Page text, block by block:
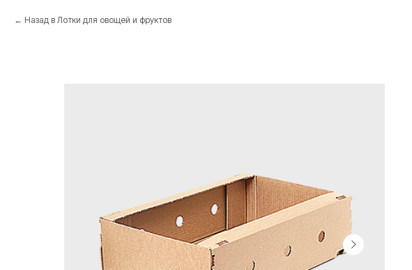
Назад в Лотки для овощей и фруктов